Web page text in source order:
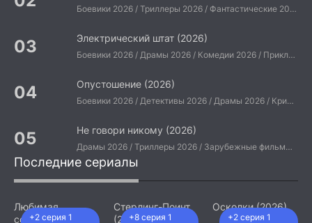
Боевики 2026 / Триллеры 2026 / Фантастические 2026 / Зарубежные фильмы 2026 / Американские фильмы / Фильмы 2026
Электрический штат (2026)
Боевики 2026 / Драмы 2026 / Комедии 2026 / Приключения 2026 / Фантастические 2026 / Зарубежные фильмы 2026 / Американские фильмы / Фильмы 2026
Опустошение (2026)
Боевики 2026 / Детективы 2026 / Драмы 2026 / Криминальные фильмы 2026 / Триллеры 2026 / Зарубежные фильмы 2026 / Американские фильмы / Фильмы 2026
Не говори никому (2026)
Драмы 2026 / Триллеры 2026 / Зарубежные фильмы 2026 / Американские фильмы / Фильмы 2026
Последние сериалы
+2 серия 1
Любимая
сотрудница
+8 серия 1
Стерлинг-Поинт
(2026)
+2 серия 1
Осколки (2026)